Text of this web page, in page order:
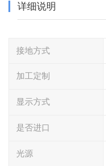
详细说明
接地方式
加工定制
显示方式
是否进口
光源